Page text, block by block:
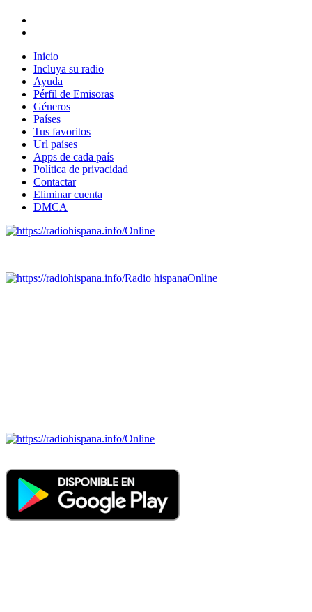
Inicio
Incluya su radio
Ayuda
Pérfil de Emisoras
Géneros
Países
Tus favoritos
Url países
Apps de cada país
Política de privacidad
Contactar
Eliminar cuenta
DMCA
Online
Radio hispanaOnline
Online